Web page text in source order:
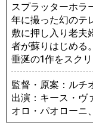
スプラッターホラ
年に撮った幻のテ
敷に押し入り老夫
者が蘇りはじめる
垂涎の1作をスクリ
監督・原案：ルチ
出演：キース・ヴ
オロ・パオローニ